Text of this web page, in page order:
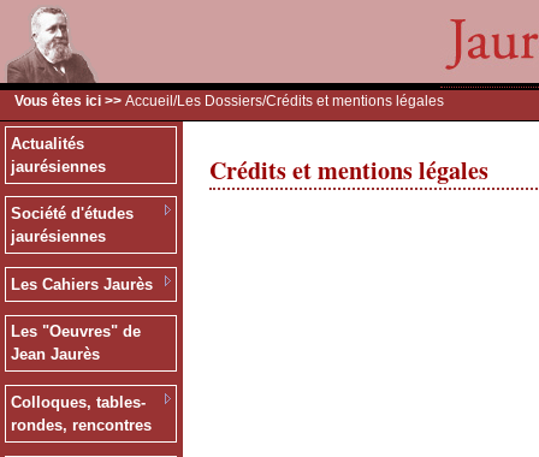
Vous êtes ici >> Accueil /Les Dossiers/Crédits et mentions légales
Actualités
jaurésiennes
Société d'études
jaurésiennes
Les Cahiers Jaurès
Les "Oeuvres" de
Jean Jaurès
Colloques, tables-
rondes, rencontres
Crédits et mentions légales